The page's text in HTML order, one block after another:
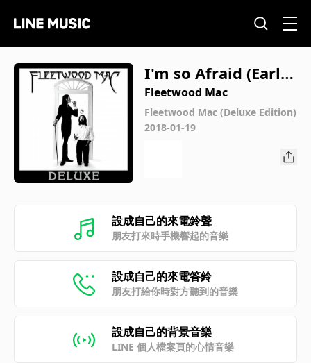
I'm so Afraid (Early
Take Instrumental)
Fleetwood Mac
Fleetwood Mac (Deluxe Edition)
2018-01-19
設成自己的來電鈴聲
朋友打來時手機響起的音樂
設成自己的來電答鈴
朋友打給你時對方聽到的音樂
設成自己的背景音樂
LINE 個人檔案頁的心情音樂